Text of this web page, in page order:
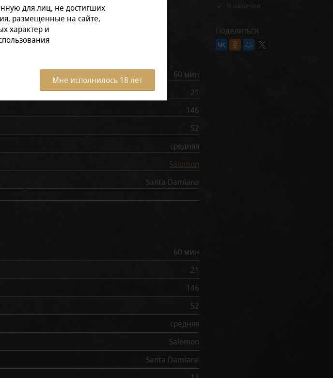
для лиц, не достигших
размещенные на сайте,
характер и
Мне исполнилось 18 лет
60 мин
21
146
52
средняя
Salomon
Santa Damiana
60 мин
21
146
52
средняя
Salomon
Santa Damiana
В наличии
Поделиться